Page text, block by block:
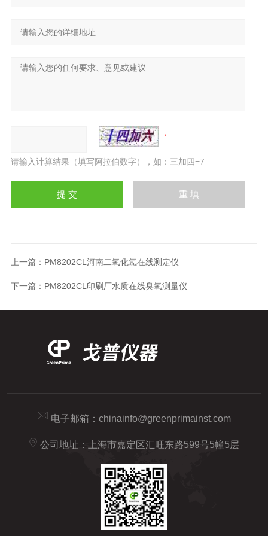
请输入计算结果（填写阿拉伯数字），如：三加四=7
上一篇： PM8202CL河南二氧化氯在线测定仪
下一篇： PM8202CL印刷厂水质在线臭氧测量仪
电子邮箱： chinainfo@greenprimainst.com
公司地址：上海市嘉定区汇旺东路599号5幢5层